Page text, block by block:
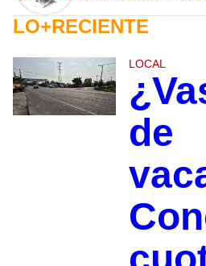
LO+RECIENTE
LOCAL
de